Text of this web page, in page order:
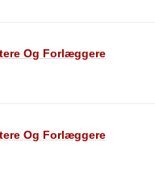
Og Forlæggere
Og Forlæggere